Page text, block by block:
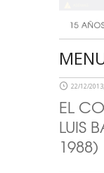
22/12/
EL
LUIS
1988)